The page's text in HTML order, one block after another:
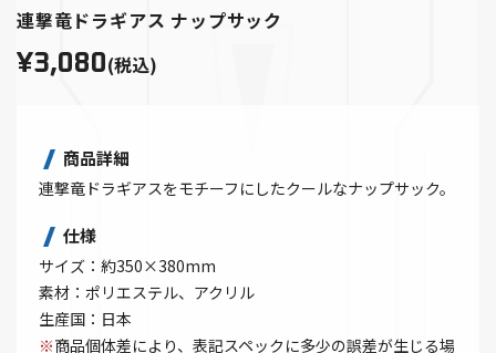
連撃竜ドラギアス ナップサック
¥3,080(税込)
商品詳細
連撃竜ドラギアスをモチーフにしたクールなナップサック。
仕様
サイズ：約350×380mm
素材：ポリエステル、アクリル
生産国：日本
※商品個体差により、表記スペックに多少の誤差が生じる場